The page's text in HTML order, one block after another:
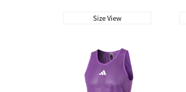
Size View